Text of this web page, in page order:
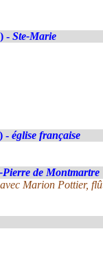
- Ste-Marie
- église française
Pierre de Montmartre
Marion Pottier,